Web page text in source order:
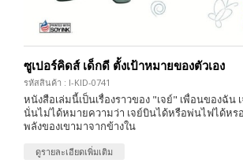
ซูเปอร์คิดส์ เด็กดี ตั้งเป้าหมายของตัวเอง
รหัสสินค้า : I-KID-0741
หนังสือเล่มนี้เป็นเรื่องราวของ "เจย์" เพื่อนของฉัน
นั่นไม่ได้หมายความว่า เจย์บินได้หรือพ่นไฟได้หร
พลังของเขามาจากข้างใน
ดูรายละเอียดเพิ่มเติม